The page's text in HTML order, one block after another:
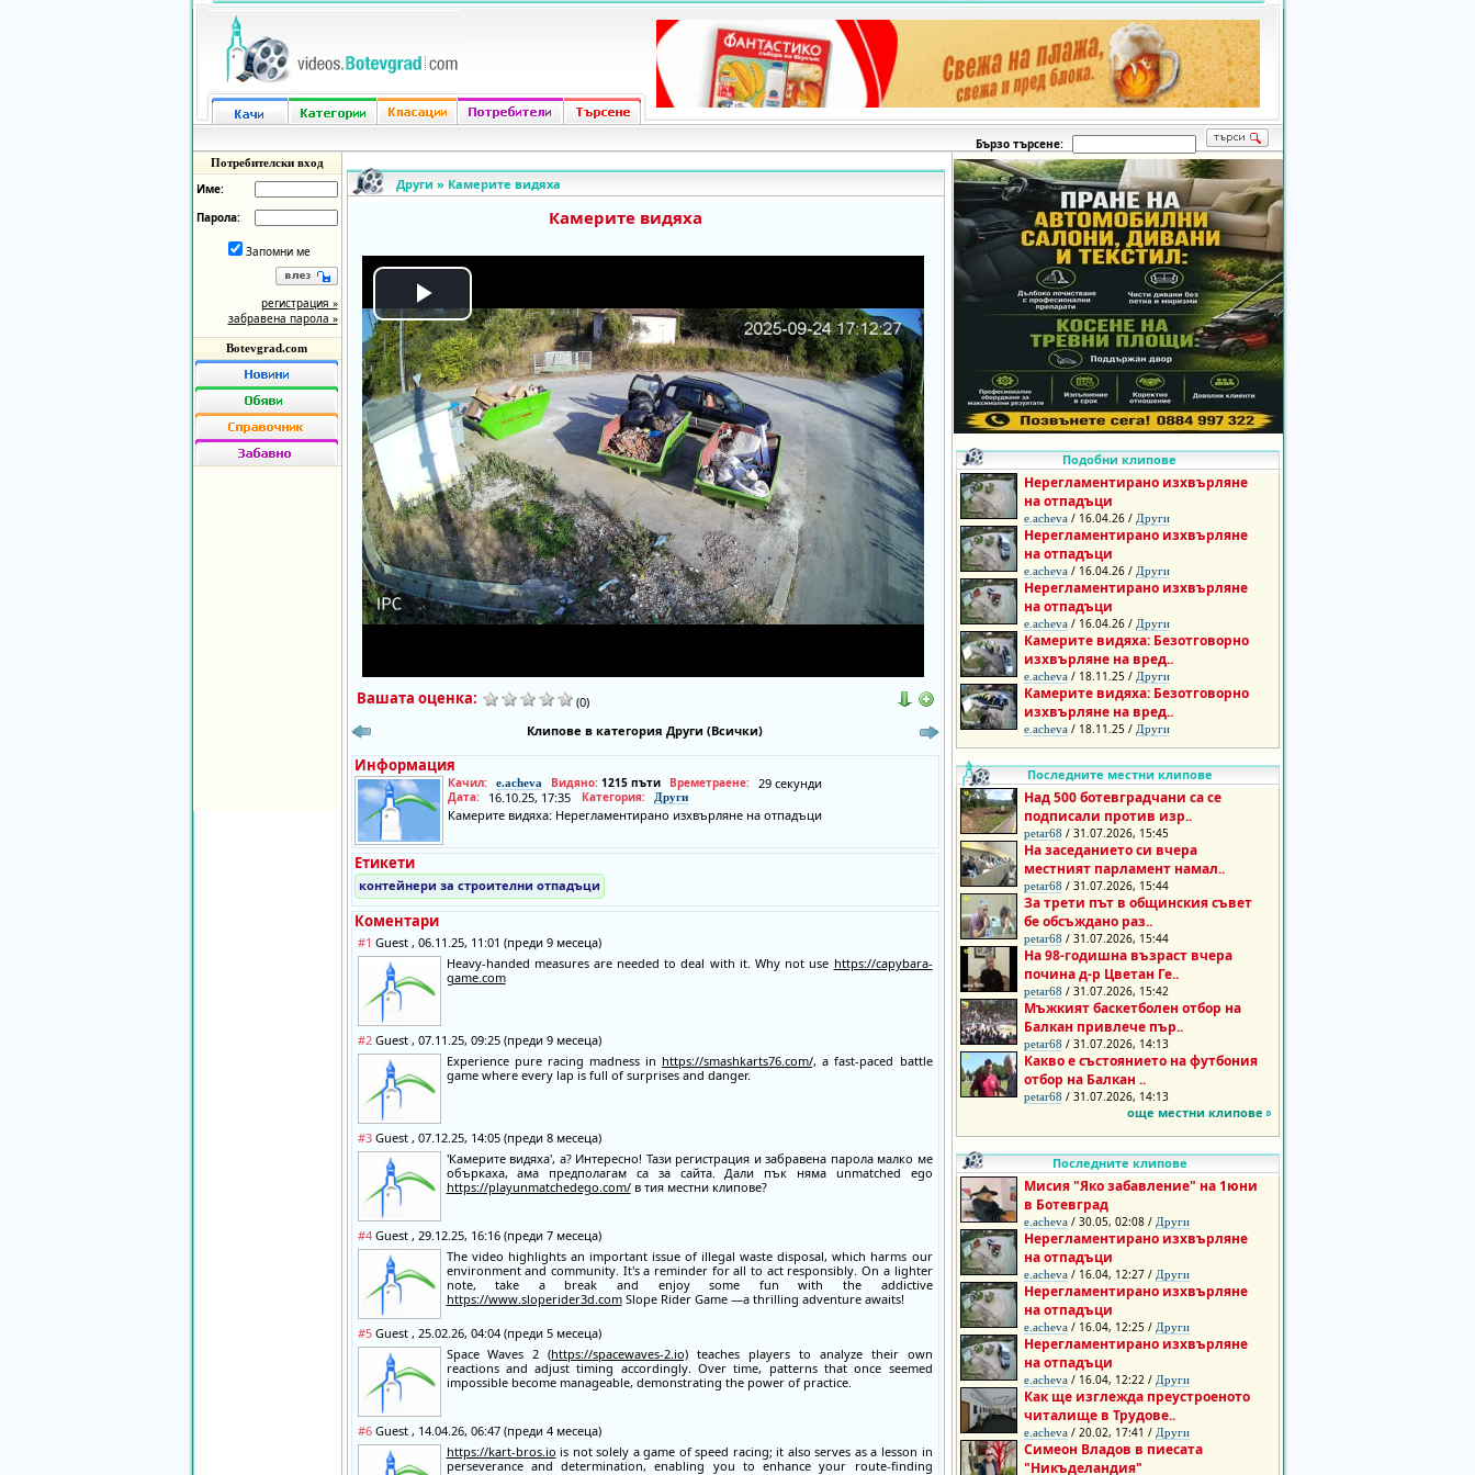
Бързо търсене:
Потребителски вход
Име:
Парола:
Запомни ме
регистрация »
забравена парола »
Botevgrad.com
Други » Камерите видяха
Камерите видяха
Play
Video
Вашата оценка:
(0)
Клипове в категория Други (Всички)
Информация
Качил: e.acheva Видяно: 1215 пъти Времетраене: 29 секунди
Дата: 16.10.25, 17:35 Категория: Други
Камерите видяха: Нерегламентирано изхвърляне на отпадъци
Етикети
контейнери за строителни отпадъци
Коментари
#1 Guest , 06.11.25, 11:01 (преди 9 месеца)
Heavy-handed measures are needed to deal with it. Why not use https://capybara-
game.com
#2Guest , 07.11.25, 09:25 (преди 9 месеца)
Experience pure racing madness in https://smashkarts76.com/, a fast-paced battle
game where every lap is full of surprises and danger.
#3Guest , 07.12.25, 14:05 (преди 8 месеца)
'Камерите видяха', а? Интересно! Тази регистрация и забравена парола малко ме
объркаха, ама предполагам са за сайта. Дали пък няма unmatched ego
https://playunmatchedego.com/в тия местни клипове?
#4Guest , 29.12.25, 16:16 (преди 7 месеца)
The video highlights an important issue of illegal waste disposal, which harms our
environment and community. It's a reminder for all to act responsibly. On a lighter
note, take a break and enjoy some fun with the addictive
https://www.sloperider3d.comSlope Rider Game —a thrilling adventure awaits!
#5Guest , 25.02.26, 04:04 (преди 5 месеца)
Space Waves 2 (https://spacewaves-2.io) teaches players to analyze their own
reactions and adjust timing accordingly. Over time, patterns that once seemed
impossible become manageable, demonstrating the power of practice.
#6Guest , 14.04.26, 06:47 (преди 4 месеца)
https://kart-bros.io is not solely a game of speed racing; it also serves as a lesson in
perseverance and determination, enabling you to enhance your route-finding
Подобни клипове
Нерегламентирано изхвърляне
на отпадъци
e.acheva / 16.04.26 / Други
Нерегламентирано изхвърляне
на отпадъци
e.acheva / 16.04.26 / Други
Нерегламентирано изхвърляне
на отпадъци
e.acheva / 16.04.26 / Други
Камерите видяха: Безотговорно
изхвърляне на вред..
e.acheva / 18.11.25 / Други
Камерите видяха: Безотговорно
изхвърляне на вред..
e.acheva / 18.11.25 / Други
Последните местни клипове
Над 500 ботевградчани са се
подписали против изр..
petar68 / 31.07.2026, 15:45
На заседанието си вчера
местният парламент намал..
petar68 / 31.07.2026, 15:44
За трети път в общинския съвет
бе обсъждано раз..
petar68 / 31.07.2026, 15:44
На 98-годишна възраст вчера
почина д-р Цветан Ге..
petar68 / 31.07.2026, 15:42
Мъжкият баскетболен отбор на
Балкан привлече пър..
petar68 / 31.07.2026, 14:13
Какво е състоянието на футбония
отбор на Балкан ..
petar68 / 31.07.2026, 14:13
още местни клипове
Последните клипове
Мисия "Яко забавление" на 1юни
в Ботевград
e.acheva / 30.05, 02:08 / Други
Нерегламентирано изхвърляне
на отпадъци
e.acheva / 16.04, 12:27 / Други
Нерегламентирано изхвърляне
на отпадъци
e.acheva / 16.04, 12:25 / Други
Нерегламентирано изхвърляне
на отпадъци
e.acheva / 16.04, 12:22 / Други
Как ще изглежда преустроеното
читалище в Трудове..
e.acheva / 20.02, 17:41 / Други
Симеон Владов в пиесата
"Никъделандия"